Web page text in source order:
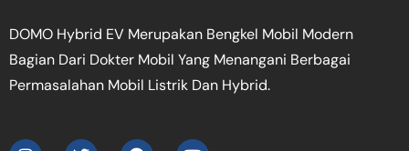
DOMO Hybrid EV Merupakan Bengkel Mobil Modern
Bagian Dari Dokter Mobil Yang Menangani Berbagai
Permasalahan Mobil Listrik Dan Hybrid.